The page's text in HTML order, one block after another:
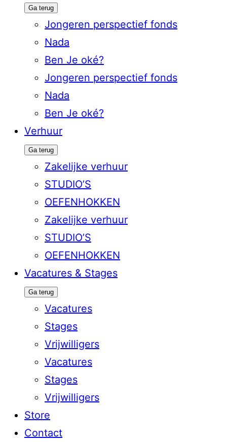
Ga terug
Jongeren perspectief fonds
Nada
Ben Je oké?
Jongeren perspectief fonds
Nada
Ben Je oké?
Verhuur
Ga terug
Zakelijke verhuur
STUDIO’S
OEFENHOKKEN
Zakelijke verhuur
STUDIO’S
OEFENHOKKEN
Vacatures & Stages
Ga terug
Vacatures
Stages
Vrijwilligers
Vacatures
Stages
Vrijwilligers
Store
Contact